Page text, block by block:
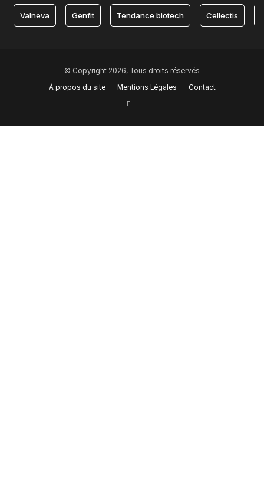
Valneva Genfit Tendance biotech Cellectis
© Copyright 2026, Tous droits réservés
À propos du site
Mentions Légales Contact